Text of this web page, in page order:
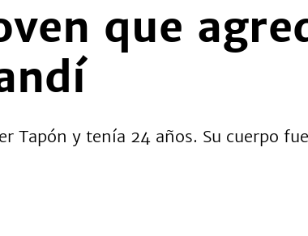
que
Tapón y tenía 24 años. Su cuerpo